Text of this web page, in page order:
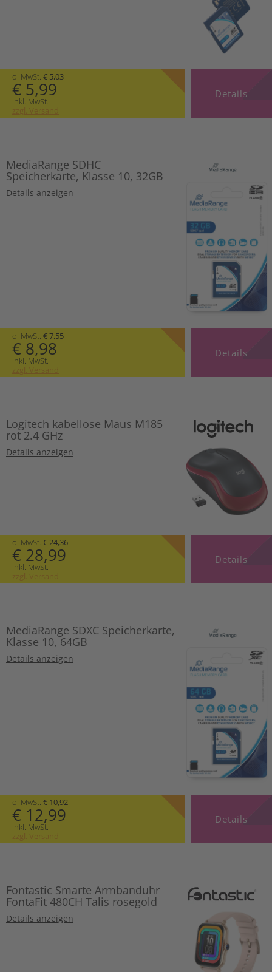
o. MwSt. € 5,03
€ 5,99
inkl. MwSt.
zzgl. Versand
Details
MediaRange SDHC
Speicherkarte, Klasse 10, 32GB
Details anzeigen
o. MwSt. € 7,55
€ 8,98
inkl. MwSt.
zzgl. Versand
Details
Logitech kabellose Maus M185
rot 2.4 GHz
Details anzeigen
o. MwSt. € 24,36
€ 28,99
inkl. MwSt.
zzgl. Versand
Details
MediaRange SDXC Speicherkarte,
Klasse 10, 64GB
Details anzeigen
o. MwSt. € 10,92
€ 12,99
inkl. MwSt.
zzgl. Versand
Details
Fontastic Smarte Armbanduhr
FontaFit 480CH Talis rosegold
Details anzeigen